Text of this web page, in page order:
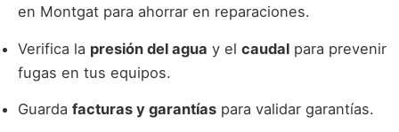
en Montgat para ahorrar en reparaciones.
Verifica la presión del agua y el caudal para prevenir
fugas en tus equipos.
Guarda facturas y garantías para validar garantías.